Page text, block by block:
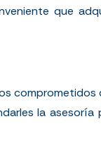
que
la